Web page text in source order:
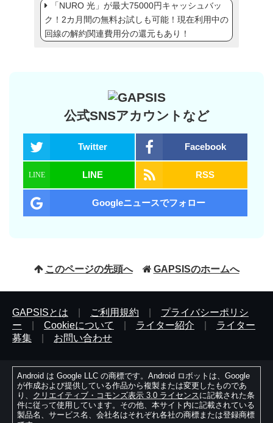
「NURO 光」が最大75000円キャッシュバッ
ク！2カ月間の無料お試しも可能！現在利用中の
回線の解約関連費用分の還元もあり！
公式SNSアカウントなど
Twitter Facebook
LINE RSS
Googleニュースでフォロー
このページの先頭へ GAPSISのホームへ
GAPSISとは ご利用規約
プライバシーポリシ
ー
Cookieについて ライター紹介
ライター
募集
お問い合わせ
Android は Google LLC の商標です。Android ロボットは、Google
が作成および提供している作品から複製または変更したものであ
り、 クリエイティブ・コモンズ表示 3.0 ライセンスに記載された条
件に従って使用しています。その他、本サイト内に記載されている
製品名、サービス名、会社名はそれぞれ各社の商標または登録商標